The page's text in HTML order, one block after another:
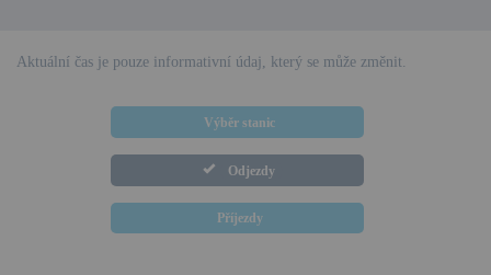
Aktuální čas je pouze informativní údaj, který se může změnit.
Výběr stanic
Odjezdy
Příjezdy